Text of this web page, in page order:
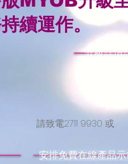
續運作。
升級詳情
請致電2711 9930 或
安排免費在線產品